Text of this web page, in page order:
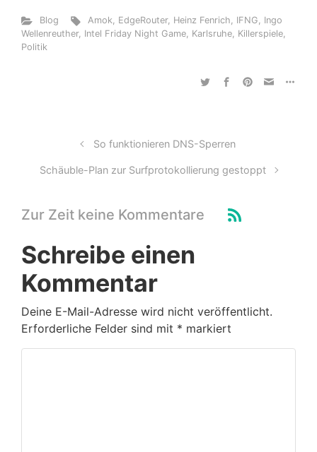
Blog Amok, EdgeRouter, Heinz Fenrich, IFNG, Ingo
Wellenreuther, Intel Friday Night Game, Karlsruhe, Killerspiele,
Politik
So funktionieren DNS-Sperren
Schäuble-Plan zur Surfprotokollierung gestoppt
Zur Zeit keine Kommentare
Schreibe einen
Kommentar
Deine E-Mail-Adresse wird nicht veröffentlicht.
Erforderliche Felder sind mit * markiert